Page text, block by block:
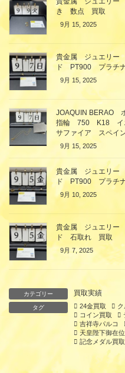
き 数点 買取
9月 15, 2025
貴金属 ジュエリ
ド PT900 プラチ
9月 15, 2025
JOAQUIN BERAO
指輪 750 K18 イ
サファイア スペイ
9月 15, 2025
貴金属 ジュエリ
ド PT900 プラチ
9月 10, 2025
貴金属 ジュエリ
ド 石取れ 買取
9月 7, 2025
カテゴリー 買取実績
タグ 24金買取
コイン買取
吉祥寺パルコ
天皇陛下御在
記念メダル買取